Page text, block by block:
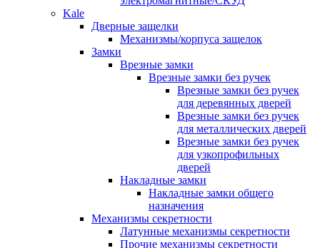
Kale
Дверные защелки
Механизмы/корпуса защелок
Замки
Врезные замки
Врезные замки без ручек
Врезные замки без ручек
для деревянных дверей
Врезные замки без ручек
для металлических дверей
Врезные замки без ручек
для узкопрофильных
дверей
Накладные замки
Накладные замки общего
назначения
Механизмы секретности
Латунные механизмы секретности
Прочие механизмы секретности